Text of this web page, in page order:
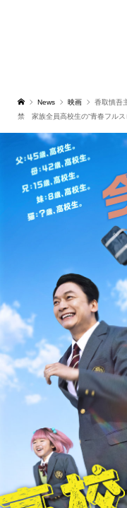
News 映画
香取慎吾
禁 家族全員高校生の“青春フルス